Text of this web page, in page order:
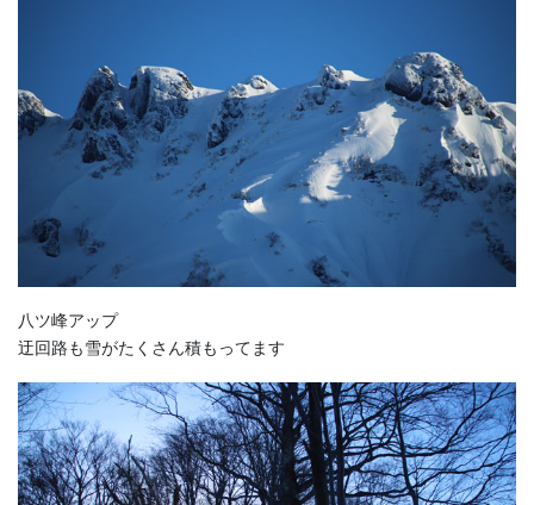
八ツ峰アップ
迂回路も雪がたくさん積もってます